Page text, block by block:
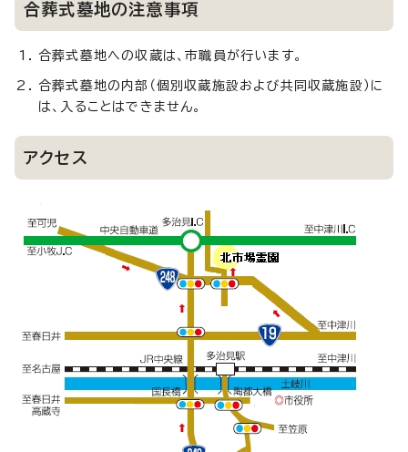
合葬式墓地の注意事項
合葬式墓地への収蔵は、市職員が行います。
合葬式墓地の内部（個別収蔵施設および共同収蔵施設）に
は、入ることはできません。
アクセス